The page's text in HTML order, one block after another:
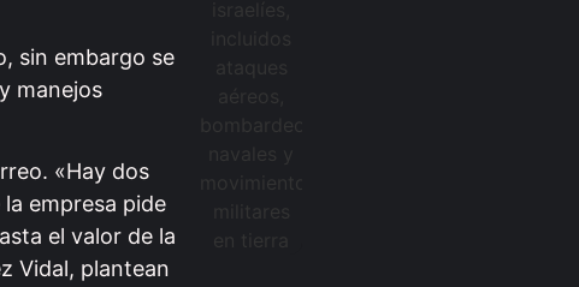
sin embargo se
manejos
«Hay dos
empresa pide
el valor de la
Vidal, plantean